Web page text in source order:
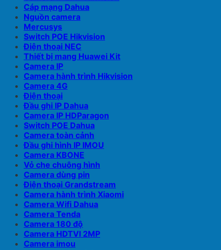
Cáp mạng Dahua
Nguồn camera
Mercusys
Switch POE Hikvision
Điện thoại NEC
Thiết bị mang Huawei Kit
Camera IP
Camera hành trình Hikvision
Camera 4G
Điện thoại
Đầu ghi IP Dahua
Camera IP HDParagon
Switch POE Dahua
Camera toàn cảnh
Đầu ghi hình IP IMOU
Camera KBONE
Vỏ che chuông hình
Camera dùng pin
Điện thoại Grandstream
Camera hành trình Xiaomi
Camera Wifi Dahua
Camera Tenda
Camera 180 độ
Camera HDTVI 2MP
Camera imou